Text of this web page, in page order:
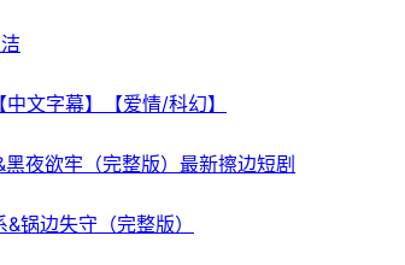
文字幕】【爱情/科幻】
夜欲牢（完整版）最新擦边短剧
锅边失守（完整版）